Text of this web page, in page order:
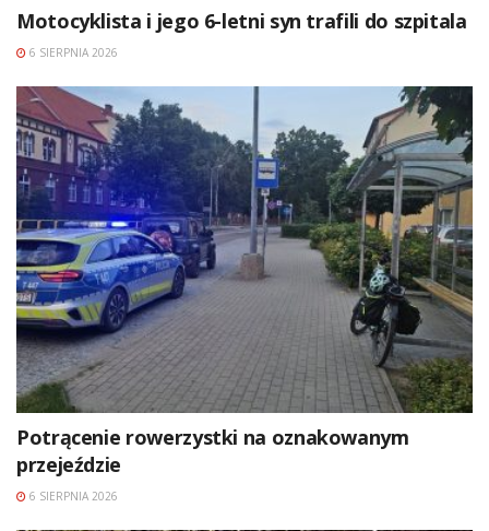
Motocyklista i jego 6-letni syn trafili do szpitala
6 SIERPNIA 2026
Potrącenie rowerzystki na oznakowanym
przejeździe
6 SIERPNIA 2026